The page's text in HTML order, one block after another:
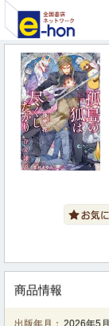
商品情報
出版年月： 2026年5月